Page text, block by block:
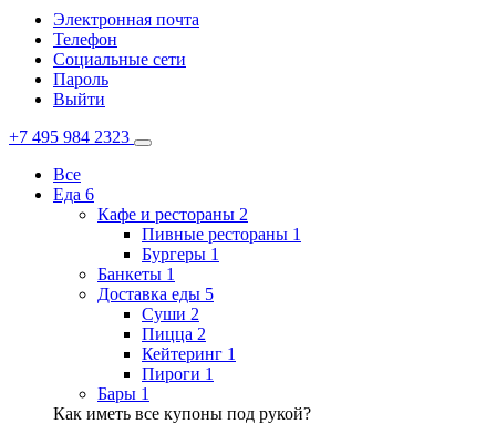
Электронная почта
Телефон
Социальные сети
Пароль
Выйти
+7 495 984 2323
Все
Еда 6
Кафе и рестораны 2
Пивные рестораны 1
Бургеры 1
Банкеты 1
Доставка еды 5
Суши 2
Пицца 2
Кейтеринг 1
Пироги 1
Бары 1
Как иметь все купоны под рукой?